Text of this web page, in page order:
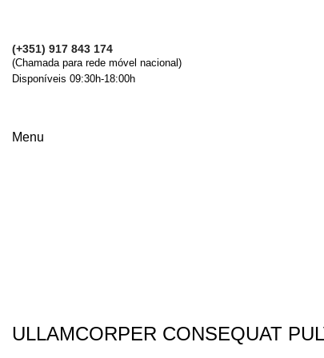
(+351) 917 843 174
(Chamada para rede móvel nacional)
Disponíveis 09:30h-18:00h
Menu
ULLAMCORPER CONSEQUAT